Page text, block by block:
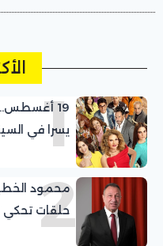
1
19
يسرا في
2
حلقات تحكي